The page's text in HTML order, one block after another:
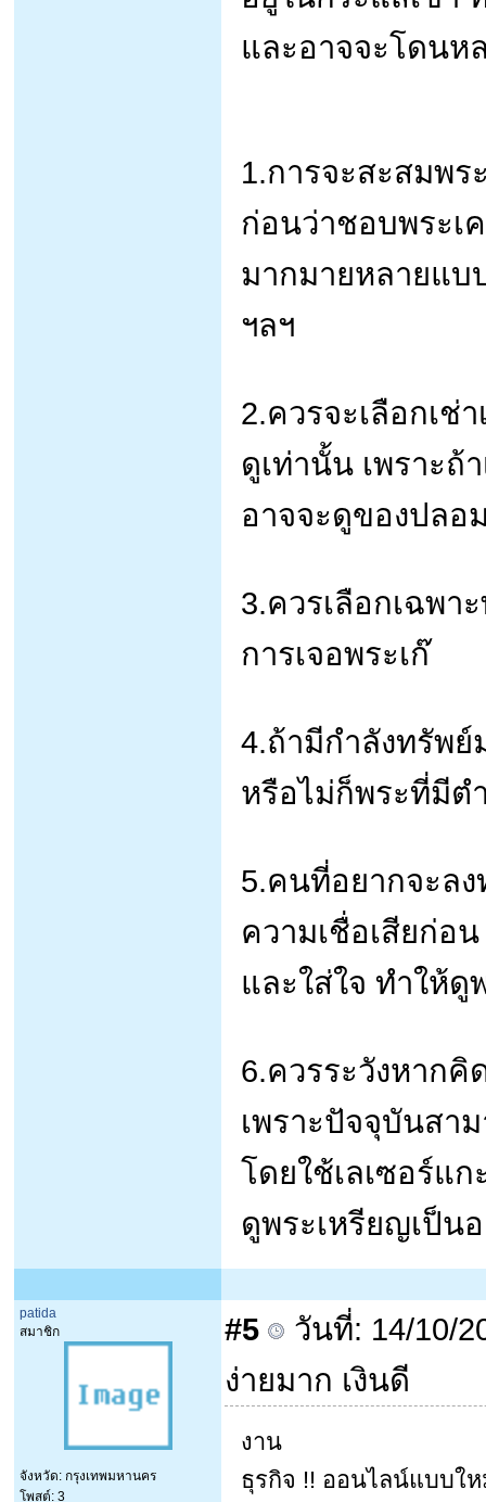
และอาจจะโดนห
1.การจะสะสมพร
ก่อนว่าชอบพระเ
มากมายหลายแบ
ฯลฯ
2.ควรจะเลือกเช่
ดูเท่านั้น เพราะถ้
อาจจะดูของปลอ
3.ควรเลือกเฉพา
การเจอพระเก๊
4.ถ้ามีกำลังทรัพย์
หรือไม่ก็พระที่มี
5.คนที่อยากจะล
ความเชื่อเสียก่อ
และใส่ใจ ทำให้ดู
6.ควรระวังหากคิ
เพราะปัจจุบันสา
โดยใช้เลเซอร์แ
ดูพระเหรียญเป็น
patida
สมาชิก
จังหวัด: กรุงเทพมหานคร
โพสต์: 3
#5
วันที่: 14/10/
ง่ายมาก เงินดี
งาน
ธุรกิจ !! ออนไลน์แบบให